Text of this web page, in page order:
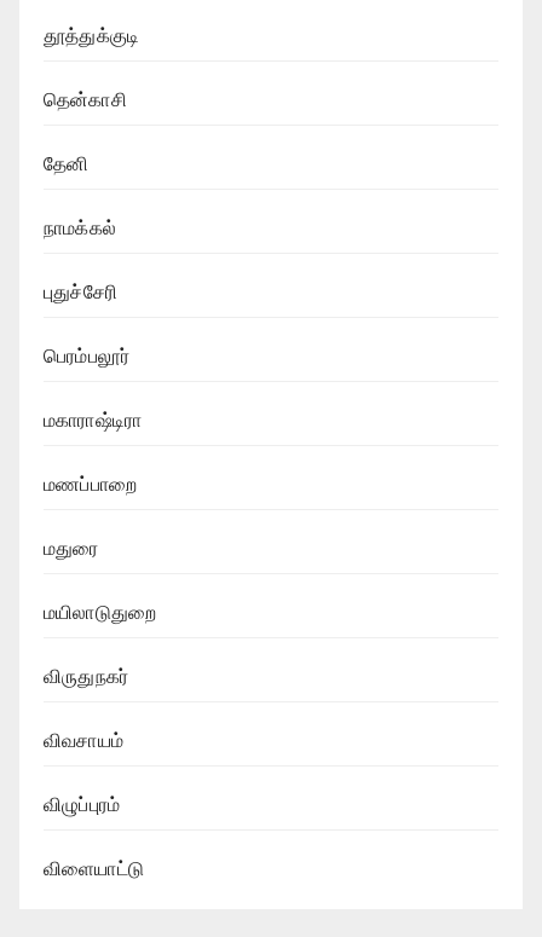
தூத்துக்குடி
தென்காசி
தேனி
நாமக்கல்
புதுச்சேரி
பெரம்பலூர்
மகாராஷ்டிரா
மணப்பாறை
மதுரை
மயிலாடுதுறை
விருதுநகர்
விவசாயம்
விழுப்புரம்
விளையாட்டு